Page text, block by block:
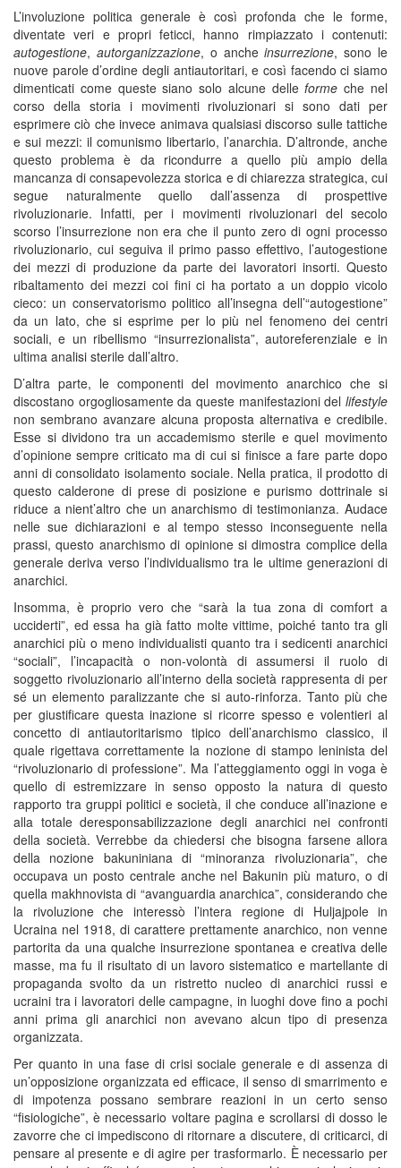
L’involuzione politica generale è così profonda che le forme,
diventate veri e propri feticci, hanno rimpiazzato i contenuti:
autogestione, autorganizzazione, o ancheinsurrezione, sono le
nuove parole d’ordine degli antiautoritari, e così facendo ci siamo
dimenticati come queste siano solo alcune delleforme che nel
corso della storia i movimenti rivoluzionari si sono dati per
esprimere ciò che invece animava qualsiasi discorso sulle tattiche
e sui mezzi: il comunismo libertario, l’anarchia. D’altronde, anche
questo problema è da ricondurre a quello più ampio della
mancanza di consapevolezza storica e di chiarezza strategica, cui
segue naturalmente quello dall’assenza di prospettive
rivoluzionarie. Infatti, per i movimenti rivoluzionari del secolo
scorso l’insurrezione non era che il punto zero di ogni processo
rivoluzionario, cui seguiva il primo passo effettivo, l’autogestione
dei mezzi di produzione da parte dei lavoratori insorti. Questo
ribaltamento dei mezzi coi fini ci ha portato a un doppio vicolo
cieco: un conservatorismo politico all’insegna dell’“autogestione”
da un lato, che si esprime per lo più nel fenomeno dei centri
sociali, e un ribellismo “insurrezionalista”, autoreferenziale e in
ultima analisi sterile dall’altro.
D’altra parte, le componenti del movimento anarchico che si
discostano orgogliosamente da queste manifestazioni del lifestyle
non sembrano avanzare alcuna proposta alternativa e credibile.
Esse si dividono tra un accademismo sterile e quel movimento
d’opinione sempre criticato ma di cui si finisce a fare parte dopo
anni di consolidato isolamento sociale. Nella pratica, il prodotto di
questo calderone di prese di posizione e purismo dottrinale si
riduce a nient’altro che un anarchismo di testimonianza. Audace
nelle sue dichiarazioni e al tempo stesso inconseguente nella
prassi, questo anarchismo di opinione si dimostra complice della
generale deriva verso l’individualismo tra le ultime generazioni di
anarchici.
Insomma, è proprio vero che “sarà la tua zona di comfort a
ucciderti”, ed essa ha già fatto molte vittime, poiché tanto tra gli
anarchici più o meno individualisti quanto tra i sedicenti anarchici
“sociali”, l’incapacità o non-volontà di assumersi il ruolo di
soggetto rivoluzionario all’interno della società rappresenta di per
sé un elemento paralizzante che si auto-rinforza. Tanto più che
per giustificare questa inazione si ricorre spesso e volentieri al
concetto di antiautoritarismo tipico dell’anarchismo classico, il
quale rigettava correttamente la nozione di stampo leninista del
“rivoluzionario di professione”. Ma l’atteggiamento oggi in voga è
quello di estremizzare in senso opposto la natura di questo
rapporto tra gruppi politici e società, il che conduce all’inazione e
alla totale deresponsabilizzazione degli anarchici nei confronti
della società. Verrebbe da chiedersi che bisogna farsene allora
della nozione bakuniniana di “minoranza rivoluzionaria”, che
occupava un posto centrale anche nel Bakunin più maturo, o di
quella makhnovista di “avanguardia anarchica”, considerando che
la rivoluzione che interessò l’intera regione di Huljajpole in
Ucraina nel 1918, di carattere prettamente anarchico, non venne
partorita da una qualche insurrezione spontanea e creativa delle
masse, ma fu il risultato di un lavoro sistematico e martellante di
propaganda svolto da un ristretto nucleo di anarchici russi e
ucraini tra i lavoratori delle campagne, in luoghi dove fino a pochi
anni prima gli anarchici non avevano alcun tipo di presenza
organizzata.
Per quanto in una fase di crisi sociale generale e di assenza di
un’opposizione organizzata ed efficace, il senso di smarrimento e
di impotenza possano sembrare reazioni in un certo senso
“fisiologiche”, è necessario voltare pagina e scrollarsi di dosso le
zavorre che ci impediscono di ritornare a discutere, di criticarci, di
pensare al presente e di agire per trasformarlo. È necessario per